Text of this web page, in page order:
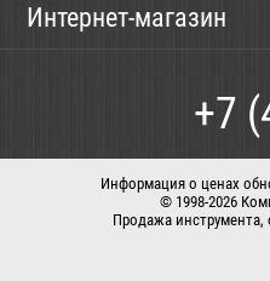
Новости
Интернет-магазин
Доставка
+7
Информация о ценах
© 1998-2026
Продажа инструмента,